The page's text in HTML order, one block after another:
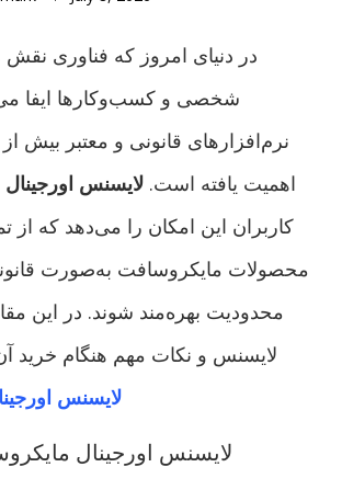
در دنیای امروز که فناوری
شخصی و کسب‌وکارها ایفا
نرم‌افزارهای قانونی و معتبر بیش
اهمیت یافته است. لایسنس
کاربران این امکان را می‌دهد که از
محصولات مایکروسافت به‌صورت
محدودیت بهره‌مند شوند. در این
لایسنس و نکات مهم هنگام خرید
لایسنس
لایسنس اورجینال